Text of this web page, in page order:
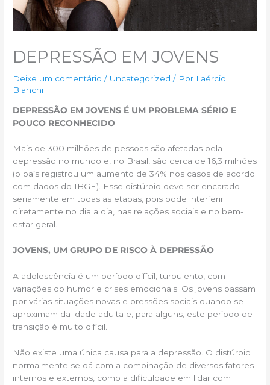
DEPRESSÃO EM JOVENS
Deixe um comentário / Uncategorized / Por Laércio
Bianchi
DEPRESSÃO EM JOVENS É UM PROBLEMA SÉRIO E
POUCO RECONHECIDO
Mais de 300 milhões de pessoas são afetadas pela
depressão no mundo e, no Brasil, são cerca de 16,3 milhões
(o país registrou um aumento de 34% nos casos de acordo
com dados do IBGE). Esse distúrbio deve ser encarado
seriamente em todas as etapas, pois pode interferir
diretamente no dia a dia, nas relações sociais e no bem-
estar geral.
JOVENS, UM GRUPO DE RISCO À DEPRESSÃO
A adolescência é um período difícil, turbulento, com
variações do humor e crises emocionais. Os jovens passam
por várias situações novas e pressões sociais quando se
aproximam da idade adulta e, para alguns, este período de
transição é muito difícil.
Não existe uma única causa para a depressão. O distúrbio
normalmente se dá com a combinação de diversos fatores
internos e externos, como a dificuldade em lidar com